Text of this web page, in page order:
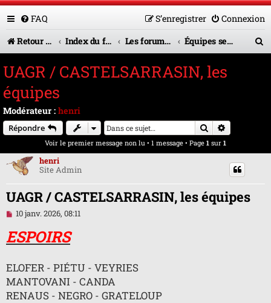
FAQ Connexion
S’enregistrer
Retour vers le site U.A.G.R.
Index du forum Les forums en service Équipes seniors
c
UAGR / CASTELSARRASIN, les
équipes
Modérateur : henri
Répondre Rechercher
Voir le premier message non lu • 1 message • Page 1 sur 1
henri
Site Admin
UAGR / CASTELSARRASIN, les équipes
M
s
s
e
n
o
n
10 janv. 2026, 08:11
ESPOIRS
ELOFER - PIÉTU - VEYRIES
MANTOVANI - CANDA
RENAUS - NEGRO - GRATELOUP